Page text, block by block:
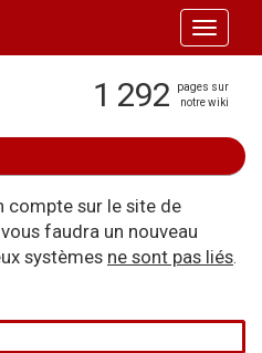
Toggle
1 292
pages sur
notre wiki
compte sur le site de
faudra un nouveau
systèmes ne sont pas liés.